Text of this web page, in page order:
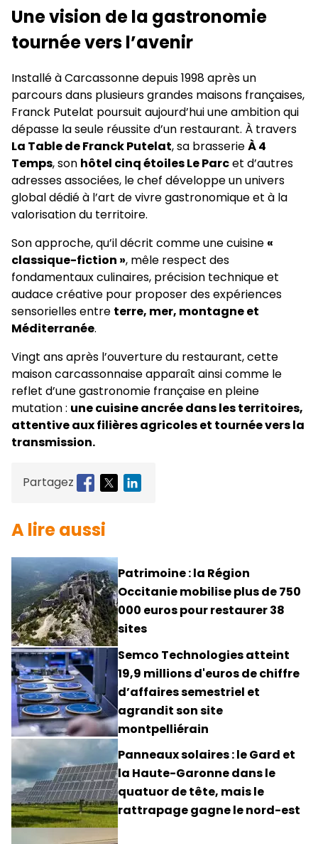
Une vision de la gastronomie
tournée vers l’avenir
Installé à Carcassonne depuis 1998 après un
parcours dans plusieurs grandes maisons françaises,
Franck Putelat poursuit aujourd’hui une ambition qui
dépasse la seule réussite d’un restaurant. À travers
La Table de Franck Putelat, sa brasserieÀ 4
Temps, son hôtel cinq étoiles Le Parcet d’autres
adresses associées, le chef développe un univers
global dédié à l’art de vivre gastronomique et à la
valorisation du territoire.
Son approche, qu’il décrit comme une cuisine «
classique-fiction », mêle respect des
fondamentaux culinaires, précision technique et
audace créative pour proposer des expériences
sensorielles entre terre, mer, montagne et
Méditerranée.
Vingt ans après l’ouverture du restaurant, cette
maison carcassonnaise apparaît ainsi comme le
reflet d’une gastronomie française en pleine
mutation : une cuisine ancrée dans les territoires,
attentive aux filières agricoles et tournée vers la
transmission.
Partagez
A lire aussi
Patrimoine : la Région
Occitanie mobilise plus de 750
000 euros pour restaurer 38
sites
Semco Technologies atteint
19,9 millions d'euros de chiffre
d’affaires semestriel et
agrandit son site
montpelliérain
Panneaux solaires : le Gard et
la Haute-Garonne dans le
quatuor de tête, mais le
rattrapage gagne le nord-est